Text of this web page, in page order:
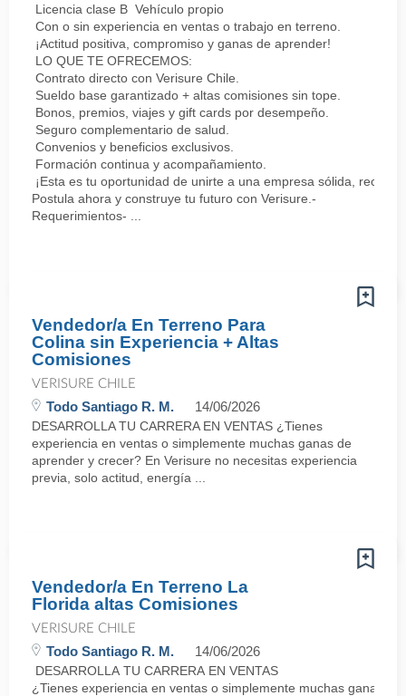
Licencia clase B Vehículo propio
Con o sin experiencia en ventas o trabajo en terreno.
¡Actitud positiva, compromiso y ganas de aprender!
LO QUE TE OFRECEMOS:
Contrato directo con Verisure Chile.
Sueldo base garantizado + altas comisiones sin tope.
Bonos, premios, viajes y gift cards por desempeño.
Seguro complementario de salud.
Convenios y beneficios exclusivos.
Formación continua y acompañamiento.
¡Esta es tu oportunidad de unirte a una empresa sólida,
Postula ahora y construye tu futuro con Verisure.-
Requerimientos- ...
Vendedor/a En Terreno Para
Colina sin Experiencia + Altas
Comisiones
VERISURE CHILE
Todo Santiago R. M. 14/06/2026
DESARROLLA TU CARRERA EN VENTAS ¿Tienes
experiencia en ventas o simplemente muchas ganas de
aprender y crecer? En Verisure no necesitas experiencia
previa, solo actitud, energía ...
Vendedor/a En Terreno La
Florida altas Comisiones
VERISURE CHILE
Todo Santiago R. M. 14/06/2026
DESARROLLA TU CARRERA EN VENTAS
¿Tienes experiencia en ventas o simplemente muchas ganas